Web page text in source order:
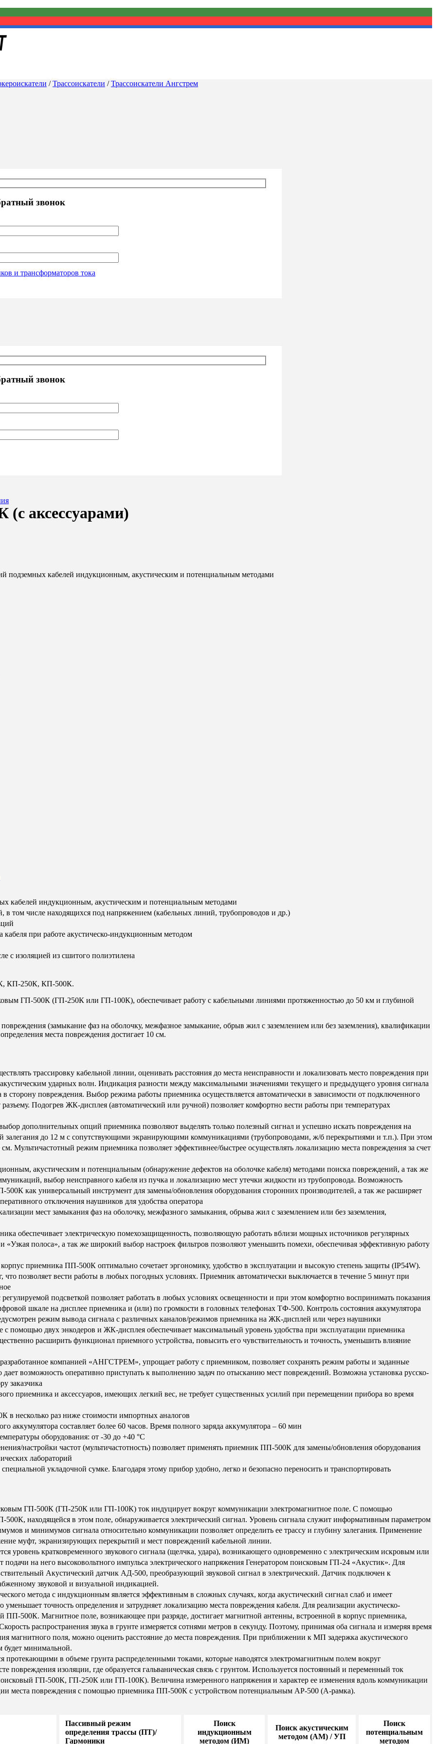
звонок
звонок
Каталог приборов
и трансформаторов тока
/Трассоискатели /Трассоискатели Ангстрем
аксессуарами)
подземных кабелей индукционным, акустическим и потенциальным методами
кабелей индукционным, акустическим и потенциальным методами
в том числе находящихся под напряжением (кабельных линий, трубопроводов и др.)
кабеля при работе акустическо-индукционным методом
с изоляцией из сшитого полиэтилена
КП-250К, КП-500К.
ГП-500К (ГП-250К или ГП-100К), обеспечивает работу с кабельными линиями протяженностью до 50 км и глубиной
(замыкание фаз на оболочку, межфазное замыкание, обрыв жил с заземлением или без заземления), квалификации
места повреждения достигает 10 см.
трассировку кабельной линии, оценивать расстояния до места неисправности и локализовать место повреждения при
ударных волн. Индикация разности между максимальными значениями текущего и предыдущего уровня сигнала
в сторону повреждения. Выбор режима работы приемника осуществляется автоматически в зависимости от подключенного
Подогрев ЖК-дисплея (автоматический или ручной) позволяет комфортно вести работы при температурах
дополнительных опций приемника позволяют выделять только полезный сигнал и успешно искать повреждения на
залегания до 12 м с сопутствующими экранирующими коммуникациями (трубопроводами, ж/б перекрытиями и т.п.). При этом
Мультичастотный режим приемника позволяет эффективнее/быстрее осуществлять локализацию места повреждения за счет
акустическим и потенциальным (обнаружение дефектов на оболочке кабеля) методами поиска повреждений, а так же
выбор неисправного кабеля из пучка и локализацию мест утечки жидкости из трубопровода. Возможность
500К как универсальный инструмент для замены/обновления оборудования сторонних производителей, а так же расширяет
отключения наушников для удобства оператора
мест замыкания фаз на оболочку, межфазного замыкания, обрыва жил с заземлением или без заземления,
обеспечивает электрическую помехозащищенность, позволяющую работать вблизи мощных источников регулярных
полоса», а так же широкий выбор настроек фильтров позволяют уменьшить помехи, обеспечивая эффективную работу
приемника ПП-500К оптимально сочетает эргономику, удобство в эксплуатации и высокую степень защиты (IP54W).
позволяет вести работы в любых погодных условиях. Приемник автоматически выключается в течение 5 минут при
подсветкой позволяет работать в любых условиях освещенности и при этом комфортно воспринимать показания
шкале на дисплее приемника и (или) по громкости в головных телефонах ТФ-500. Контроль состояния аккумулятора
режим вывода сигнала с различных каналов/режимов приемника на ЖК-дисплей или через наушники
помощью двух энкодеров и ЖК-дисплея обеспечивает максимальный уровень удобства при эксплуатации приемника
расширить функционал приемного устройства, повысить его чувствительность и точность, уменьшить влияние
компанией «АНГСТРЕМ», упрощает работу с приемником, позволяет сохранять режим работы и заданные
возможность оперативно приступать к выполнению задач по отысканию мест повреждений. Возможна установка русско-
заказчика
приемника и аксессуаров, имеющих легкий вес, не требует существенных усилий при перемещении прибора во время
несколько раз ниже стоимости импортных аналогов
аккумулятора составляет более 60 часов. Время полного заряда аккумулятора – 60 мин
оборудования: от -30 до +40 °С
настройки частот (мультичастотность) позволяет применять приемник ПП-500К для замены/обновления оборудования
лабораторий
укладочной сумке. Благодаря этому прибор удобно, легко и безопасно переносить и транспортировать
ГП-500К (ГП-250К или ГП-100К) ток индуцирует вокруг коммуникации электромагнитное поле. С помощью
находящейся в этом поле, обнаруживается электрический сигнал. Уровень сигнала служит информативным параметром
и минимумов сигнала относительно коммуникации позволяет определить ее трассу и глубину залегания. Применение
муфт, экранизирующих перекрытий и мест повреждений кабельной линии.
уровень кратковременного звукового сигнала (щелчка, удара), возникающего одновременно с электрическим искровым или
на него высоковольтного импульса электрического напряжения Генератором поисковым ГП-24 «Акустик». Для
Акустический датчик АД-500, преобразующий звуковой сигнал в электрический. Датчик подключен к
звуковой и визуальной индикацией.
метода с индукционным является эффективным в сложных случаях, когда акустический сигнал слаб и имеет
точность определения и затрудняет локализацию места повреждения кабеля. Для реализации акустическо-
500К. Магнитное поле, возникающее при разряде, достигает магнитной антенны, встроенной в корпус приемника,
распространения звука в грунте измеряется сотнями метров в секунду. Поэтому, принимая оба сигнала и измеряя время
магнитного поля, можно оценить расстояние до места повреждения. При приближении к МП задержка акустического
будет минимальной.
протекающими в объеме грунта распределенными токами, которые наводятся электромагнитным полем вокруг
повреждения изоляции, где образуется гальваническая связь с грунтом. Используется постоянный и переменный ток
ГП-500К, ГП-250К или ГП-100К). Величина измеренного напряжения и характер ее изменения вдоль коммуникации
места повреждения с помощью приемника ПП-500К с устройством потенциальным АР-500 (А-рамка).
Пассивный режим
определения трассы (ПТ)/
Гармоники
Поиск
индукционным
методом (ИМ)
Поиск акустическим
методом (АМ) / УП
Поиск
потенциальным
методом